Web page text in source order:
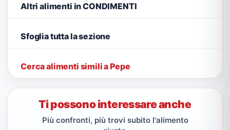
Altri alimenti in CONDIMENTI
Sfoglia tutta la sezione
Cerca alimenti simili a Pepe
Ti possono interessare anche
Più confronti, più trovi subito l'alimento